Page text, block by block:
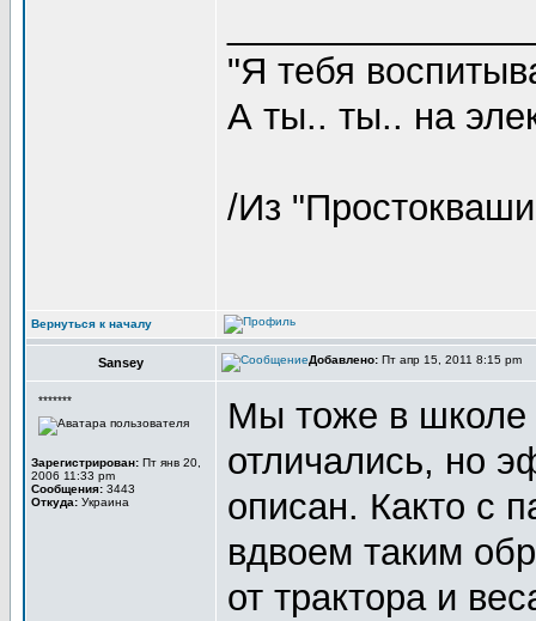
"Я тебя
А ты.. ты.. на
/Из
Вернуться к началу
Sansey Добавлено: Пт апр 15, 2011 8:15 pm
*******
Зарегистрирован: Пт янв 20,
2006 11:33 pm
Сообщения: 3443
Откуда: Украина
Мы тоже в школе
отличались, но
описан. Както с
вдвоем таким
от трактора и